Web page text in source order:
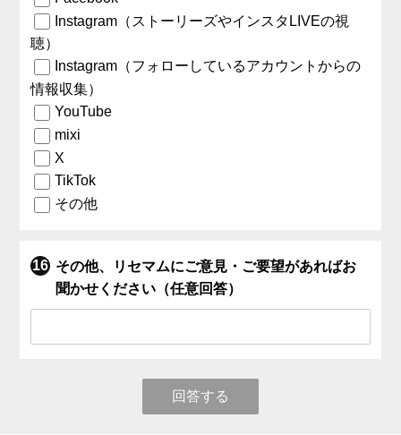
Instagram（ストーリーズやインスタLIVEの視
聴）
Instagram（フォローしているアカウントからの
情報収集）
YouTube
mixi
X
TikTok
その他
その他、リセマムにご意見・ご要望があればお
聞かせください（任意回答）
回答する